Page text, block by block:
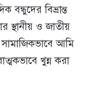
বন্ধুদের বিভ্রান্ত
স্থানীয় ও জাতীয়
আমি
খুন্ন করা